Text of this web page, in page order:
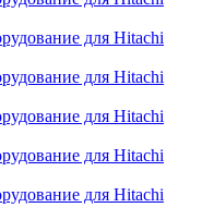
для Hitachi
для Hitachi
для Hitachi
для Hitachi
для Hitachi